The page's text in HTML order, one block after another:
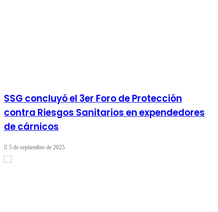
SSG concluyó el 3er Foro de Protección
contra Riesgos Sanitarios en expendedores
de cárnicos
5 de septiembre de 2025